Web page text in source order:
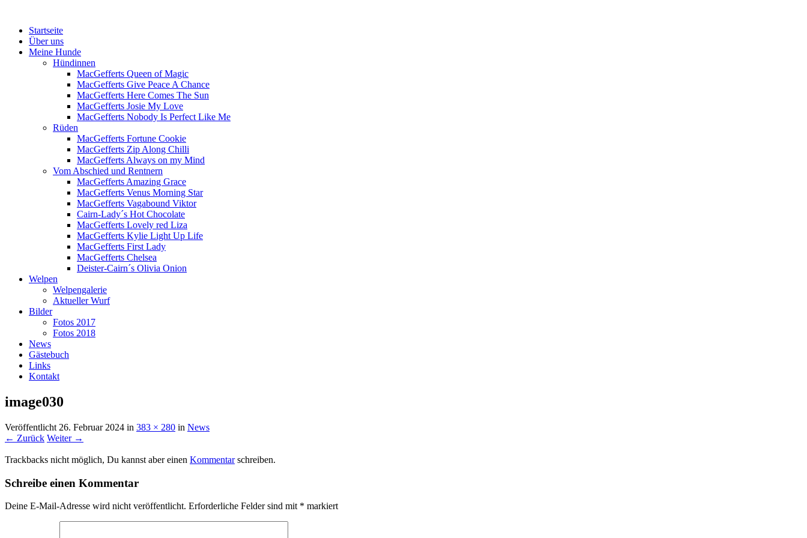
Menü
Zum
Inhalt
springen
Startseite
Über uns
Meine Hunde
Hündinnen
MacGefferts Queen of Magic
MacGefferts Give Peace A Chance
MacGefferts Here Comes The Sun
MacGefferts Josie My Love
MacGefferts Nobody Is Perfect Like Me
Rüden
MacGefferts Fortune Cookie
MacGefferts Zip Along Chilli
MacGefferts Always on my Mind
Vom Abschied und Rentnern
MacGefferts Amazing Grace
MacGefferts Venus Morning Star
MacGefferts Vagabound Viktor
Cairn-Lady´s Hot Chocolate
MacGefferts Lovely red Liza
MacGefferts Kylie Light Up Life
MacGefferts First Lady
MacGefferts Chelsea
Deister-Cairn´s Olivia Onion
Welpen
Welpengalerie
Aktueller Wurf
Bilder
Fotos 2017
Fotos 2018
News
Gästebuch
Links
Kontakt
image030
Veröffentlicht 26. Februar 2024 in 383 × 280 in News
← Zurück Weiter →
Trackbacks nicht möglich, Du kannst aber einen Kommentarschreiben.
Schreibe einen Kommentar
Deine E-Mail-Adresse wird nicht veröffentlicht. Erforderliche Felder sind mit * markiert